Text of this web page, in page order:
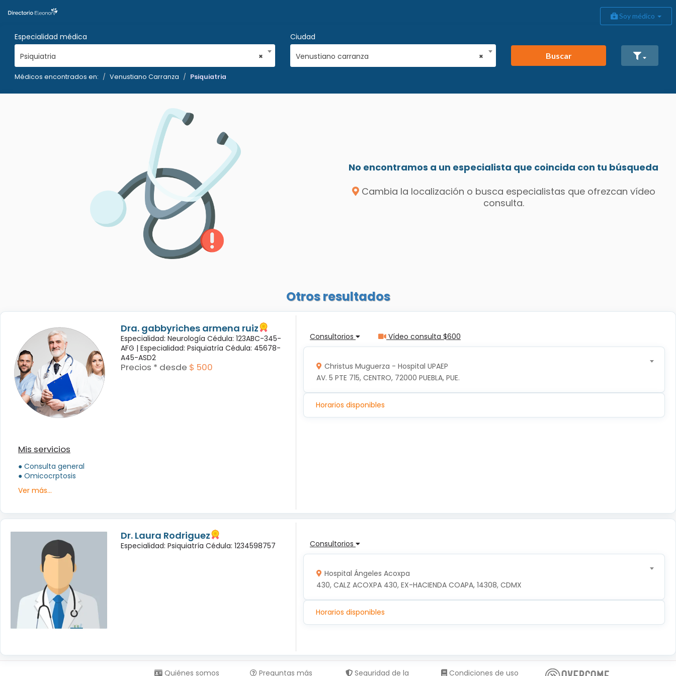
Soy médico
Especialidad médica
×
Psiquiatria
Ciudad
×
Venustiano carranza Buscar
Médicos encontrados en: Venustiano Carranza Psiquiatria
No encontramos a un especialista que coincida con tu búsqueda
Cambia la localización o busca especialistas que ofrezcan vídeo
consulta.
Otros resultados
Dra. gabbyriches armena ruiz
Especialidad: Neurología Cédula: 123ABC-345-
AFG | Especialidad: Psiquiatría Cédula: 45678-
A45-ASD2
Precios * desde $ 500
Mis servicios
● Consulta general
● Omicocrptosis
Ver más...
Consultorios Vídeo consulta $600
Christus Muguerza - Hospital UPAEP
AV. 5 PTE 715, CENTRO, 72000 PUEBLA, PUE.
Horarios disponibles
Dr. Laura Rodriguez
Especialidad: Psiquiatría Cédula: 1234598757 Consultorios
Hospital Ángeles Acoxpa
430, CALZ ACOXPA 430, EX-HACIENDA COAPA, 14308, CDMX
Horarios disponibles
Quiénes somos Preguntas más Seguridad de la Condiciones de uso